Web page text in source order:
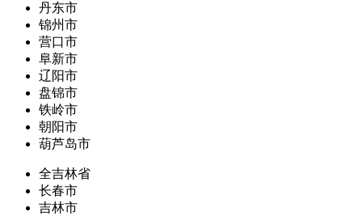
丹东市
锦州市
营口市
阜新市
辽阳市
盘锦市
铁岭市
朝阳市
葫芦岛市
全吉林省
长春市
吉林市